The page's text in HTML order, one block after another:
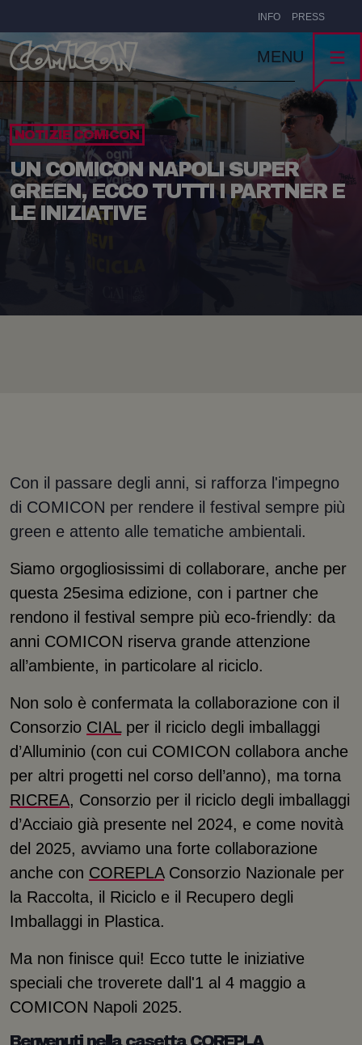
INFO PRESS
MENU
NOTIZIE COMICON
UN COMICON NAPOLI SUPER
GREEN, ECCO TUTTI I PARTNER E
LE INIZIATIVE
Con il passare degli anni, si rafforza l'impegno
di COMICON per rendere il festival sempre più
green e attento alle tematiche ambientali.
Siamo orgogliosissimi di collaborare, anche per
questa 25esima edizione, con i partner che
rendono il festival sempre più eco-friendly: da
anni COMICON riserva grande attenzione
all’ambiente, in particolare al riciclo.
Non solo è confermata la collaborazione con il
Consorzio CIALper il riciclo degli imballaggi
d’Alluminio (con cui COMICON collabora anche
per altri progetti nel corso dell’anno), ma torna
RICREA, Consorzio per il riciclo degli imballaggi
d’Acciaio già presente nel 2024, e come novità
del 2025, avviamo una forte collaborazione
anche con COREPLAConsorzio Nazionale per
la Raccolta, il Riciclo e il Recupero degli
Imballaggi in Plastica.
Ma non finisce qui! Ecco tutte le iniziative
speciali che troverete dall'1 al 4 maggio a
COMICON Napoli 2025.
Benvenuti nella casetta COREPLA